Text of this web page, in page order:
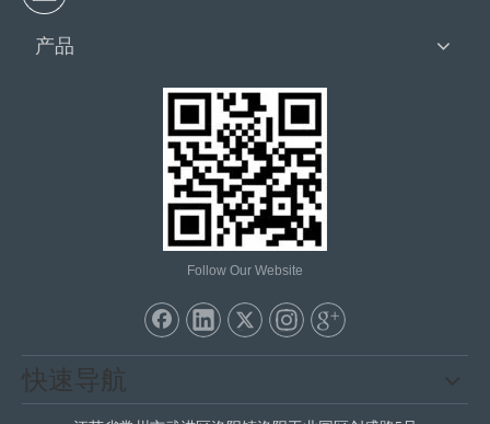
产品
Follow Our Website
快速导航